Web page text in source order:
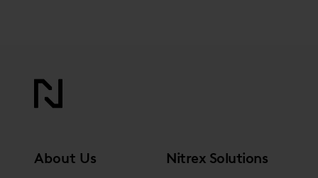
About Us Nitrex Solutions